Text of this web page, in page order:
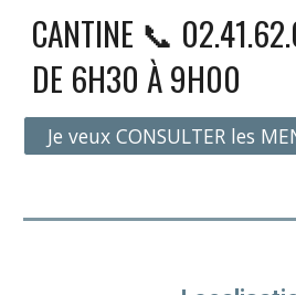
CANTINE 📞
DE 6H30 À 9H00
Je veux CONSULTER les